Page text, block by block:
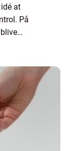
at
På